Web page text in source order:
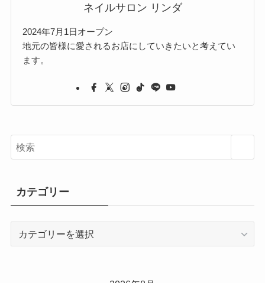
ネイルサロン リンダ
2024年7月1日オープン
地元の皆様に愛されるお店にしていきたいと考えてい
ます。
カテゴリー